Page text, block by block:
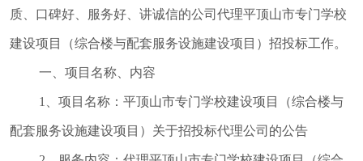
司法鉴定
管理
党政机关法
律顾问
法定主动公
质、口碑好、服务好、讲诚信的公司代理平顶山市专门学校
建设项目（综合楼与配套服务设施建设项目）招投标工作。
一、 项目名称、内容
1、 项目名称：平顶山市专门学校建设项目（综合楼与
配套服务设施建设项目） 关于招投标代理公司 的公告